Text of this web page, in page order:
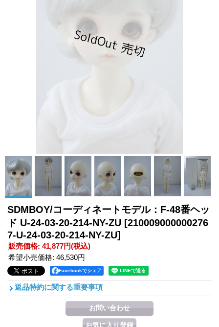
SDMBOY/コーディネートモデル：F-48番ヘッ
ド U-24-03-20-214-NY-ZU [210009000000276
7-U-24-03-20-214-NY-ZU]
販売価格: 41,877円(税込)
希望小売価格: 46,530円
Facebookでシェア
返品特約に関する重要事項